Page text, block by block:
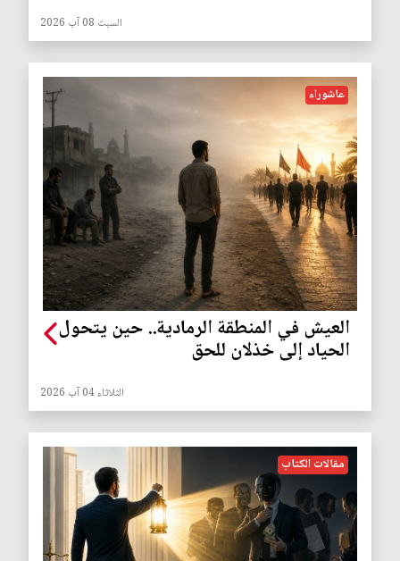
السبت 08 آب 2026
عاشوراء
العيش في المنطقة الرمادية.. حين يتحول
الحياد إلى خذلان للحق
الثلاثاء 04 آب 2026
مقالات الكتاب